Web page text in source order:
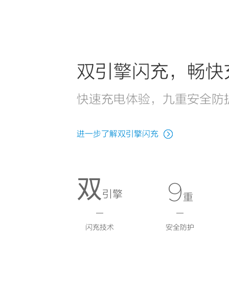
双引擎闪充，畅快
快速充电体验，九重安全防
进一步了解双引擎闪充
双 引擎
闪充技术
9重
安全防护